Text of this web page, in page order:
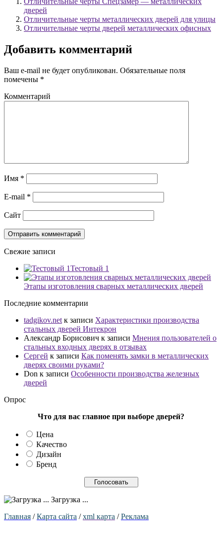
дверей
Отличительные черты металлических дверей для улицы
Отличительные черты дверей металлических офисных
Добавить комментарий
Ваш e-mail не будет опубликован. Обязательные поля
помечены *
Комментарий
Имя *
E-mail *
Сайт
Свежие записи
Тестовый 1
Этапы изготовления сварных металлических дверей
Последние комментарии
tadgikov.net к записи Характеристики производства
стальных дверей Интекрон
Александр Борисович к записи Мнения пользователей о
стальных входных дверях в отзывах
Сергей к записи Как поменять замки в металлических
дверях своими руками?
Don к записи Особенности производства железных
дверей
Опрос
Что для вас главное при выборе дверей?
Цена
Качество
Дизайн
Бренд
Загрузка ...
Главная /Карта сайта /xml карта /Реклама